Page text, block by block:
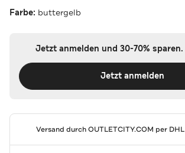
Farbe: buttergelb
Jetzt anmelden und 30-70% sparen.
Jetzt anmelden
Versand durchOUTLETCITY.COM per DHL